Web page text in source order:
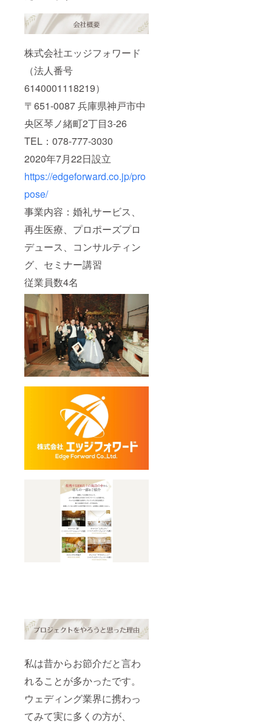
株式会社エッジフォワード
（法人番号
6140001118219）
〒651-0087 兵庫県神戸市中
央区琴ノ緒町2丁目3-26
TEL：078-777-3030
2020年7月22日設立
https://edgeforward.co.jp/pro
pose/
事業内容：婚礼サービス、
再⽣医療、プロポーズプロ
デュース、コンサルティン
グ、セミナー講習
従業員数4名
私は昔からお節介だと言わ
れることが多かったです。
ウェディング業界に携わっ
てみて実に多くの方が、